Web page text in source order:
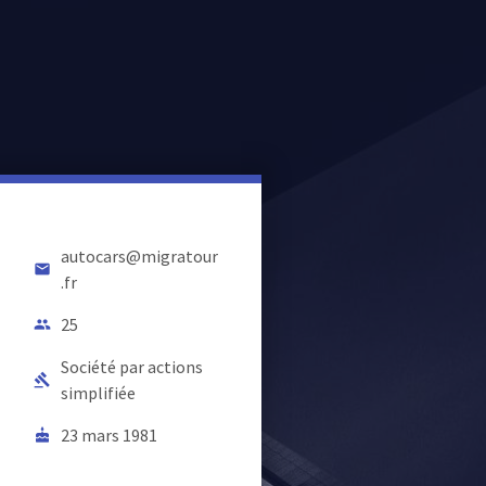
email
autocars@migratour
.fr
people 25
gavel
Société par actions
simplifiée
cake 23 mars 1981